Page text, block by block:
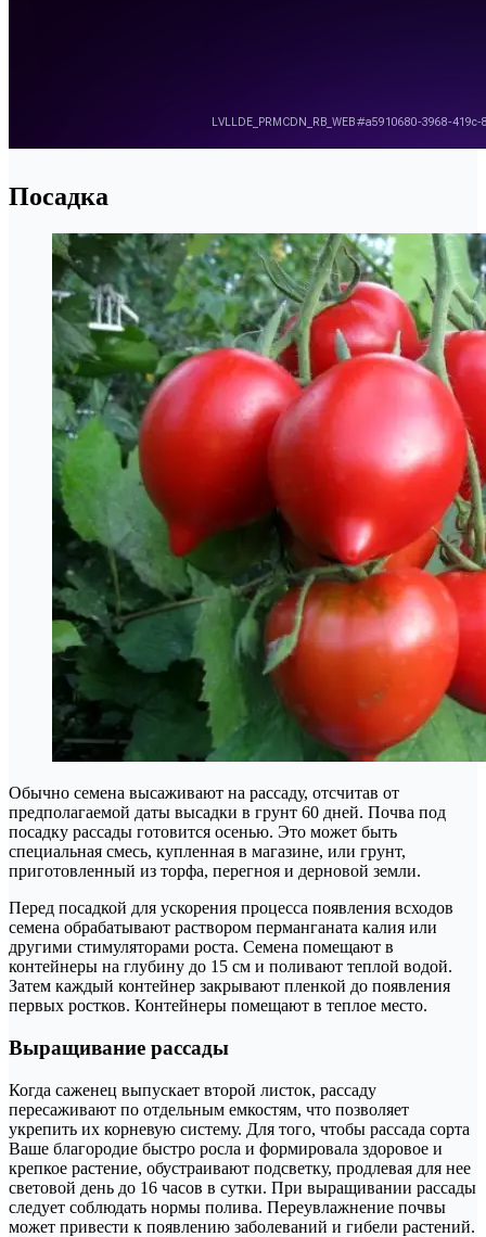
Посадка
Обычно семена высаживают на рассаду, отсчитав от
предполагаемой даты высадки в грунт 60 дней. Почва под
посадку рассады готовится осенью. Это может быть
специальная смесь, купленная в магазине, или грунт,
приготовленный из торфа, перегноя и дерновой земли.
Перед посадкой для ускорения процесса появления всходов
семена обрабатывают раствором перманганата калия или
другими стимуляторами роста. Семена помещают в
контейнеры на глубину до 15 см и поливают теплой водой.
Затем каждый контейнер закрывают пленкой до появления
первых ростков. Контейнеры помещают в теплое место.
Выращивание рассады
Когда саженец выпускает второй листок, рассаду
пересаживают по отдельным емкостям, что позволяет
укрепить их корневую систему. Для того, чтобы рассада сорта
Ваше благородие быстро росла и формировала здоровое и
крепкое растение, обустраивают подсветку, продлевая для нее
световой день до 16 часов в сутки. При выращивании рассады
следует соблюдать нормы полива. Переувлажнение почвы
может привести к появлению заболеваний и гибели растений.